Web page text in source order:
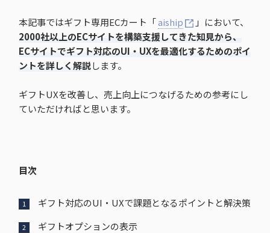
本記事ではギフト専用ECカート「aiship
」において、
2000社以上のECサイトを構築支援してきた知見から、
ECサイトでギフト対応のUI・UXを最適化するためのポイ
ントを詳しく解説します。
ギフトUXを改善し、売上向上につなげるための参考にし
ていただければと思います。
目次
ギフト対応のUI・UXで課題となるポイントと解決策
ギフトオプションの表示